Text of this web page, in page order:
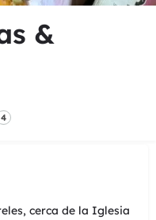
&
4
cerca de la Iglesia